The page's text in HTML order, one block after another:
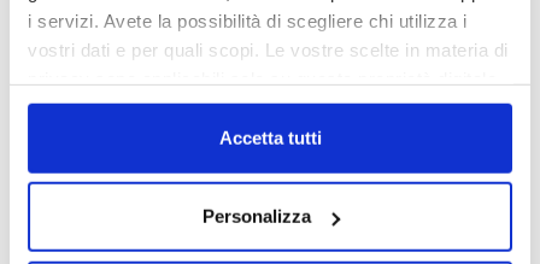
i servizi. Avete la possibilità di scegliere chi utilizza i
vostri dati e per quali scopi. Le vostre scelte in materia di
in cui avete effettuato le vostre scelte. È possibile
modificare o revocare il proprio consenso in qualsiasi
momento dalla Dichiarazione sui cookie o facendo clic
Con il tuo consenso, vorremmo anche:
Accetta tutti
Personalizza
SOSTENIBILITÀ
Art bonus e mecenatismo 3.0.
Cos’è e come funziona
Il mecenatismo nel terzo millennio ha un nome preciso, si
e grandi sostenitori - dai privati cittadini alle imprese più
strutturate - possono mettere a disposizione dello